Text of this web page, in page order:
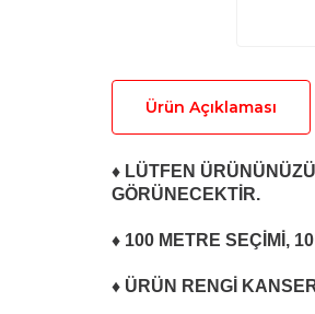
Ürün Açıklaması
♦ LÜTFEN
GÖRÜNECEKTİR.
♦ 100 METRE SEÇİMİ,
♦ ÜRÜN RENGİ